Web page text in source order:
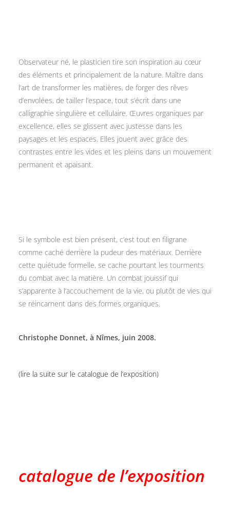
Observateur né, le plasticien tire son inspiration au cœur
des éléments et principalement de la nature. Maître dans
l’art de transformer les matières, de forger des rêves
d’envolées, de tailler l’espace, tout s’écrit dans une
calligraphie singulière et cellulaire. Œuvres organiques par
excellence, elles se glissent avec justesse dans les
paysages et les espaces. Elles jouent avec grâce des
contrastes entre les vides et les pleins dans un mouvement
permanent et apaisant.
Si le symbole est bien présent, c’est tout en filigrane
comme caché derrière la pudeur des matériaux. Derrière
cette quiétude formelle, se cache pourtant les tourments
du combat avec la matière. Un combat jouissif qui
s’apparente à l’accouchement de la vie, ou plutôt de vies qui
se réincarnent dans des formes organiques.
Christophe Donnet, à Nîmes, juin 2008.
(lire la suite sur le catalogue de l’exposition)
catalogue de l’exposition